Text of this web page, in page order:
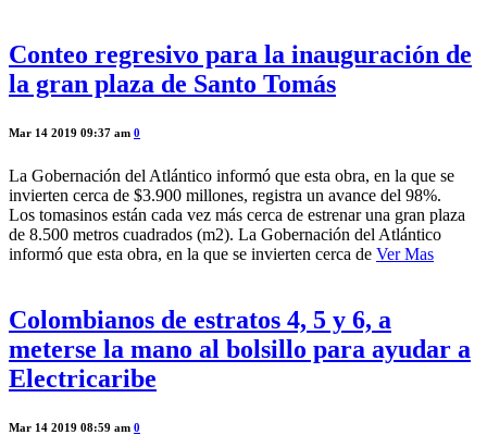
Conteo regresivo para la inauguración de
la gran plaza de Santo Tomás
Mar 14 2019 09:37 am 0
La Gobernación del Atlántico informó que esta obra, en la que se
invierten cerca de $3.900 millones, registra un avance del 98%.
Los tomasinos están cada vez más cerca de estrenar una gran plaza
de 8.500 metros cuadrados (m2). La Gobernación del Atlántico
informó que esta obra, en la que se invierten cerca de Ver Mas
Colombianos de estratos 4, 5 y 6, a
meterse la mano al bolsillo para ayudar a
Electricaribe
Mar 14 2019 08:59 am 0